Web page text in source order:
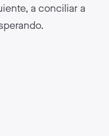
a conciliar a